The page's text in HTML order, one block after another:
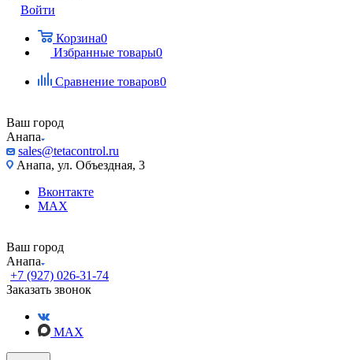
Войти
Корзина0
Избранные товары0
Сравнение товаров0
Ваш город
Анапа
sales@tetacontrol.ru
Анапа, ул. Объездная, 3
Вконтакте
MAX
Ваш город
Анапа
+7 (927) 026-31-74
Заказать звонок
MAX